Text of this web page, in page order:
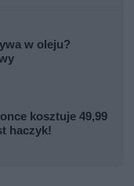
w oleju?
kosztuje 49,99
haczyk!